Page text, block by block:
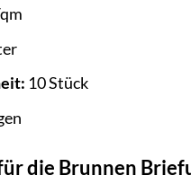
10 Stück
die Brunnen